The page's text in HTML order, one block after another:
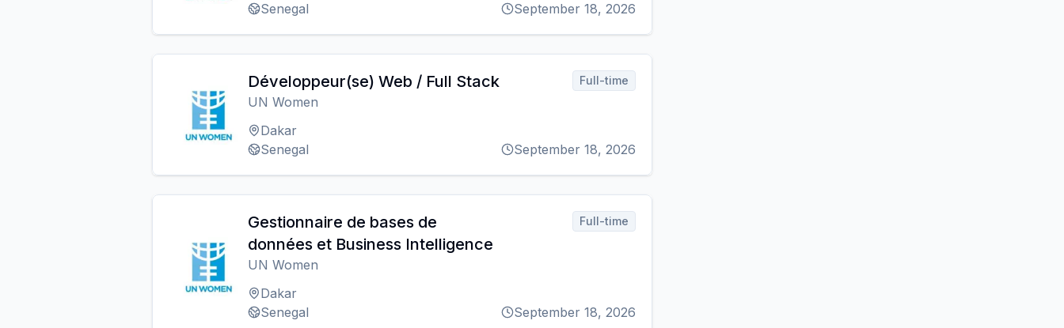
Senegal
September 18, 2026
Développeur(se) Web / Full Stack
UN Women
Dakar
Senegal
Full-time
September 18, 2026
Gestionnaire de bases de
données et Business Intelligence
UN Women
Dakar
Senegal
Full-time
September 18, 2026